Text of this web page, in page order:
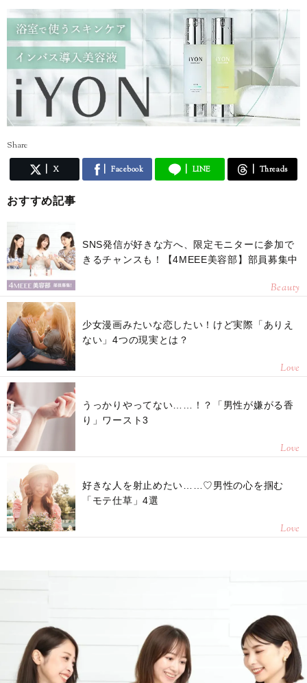
Share
X Facebook LINE Threads
おすすめ記事
SNS発信が好きな方へ、限定モニターに参加で
きるチャンスも！【4MEEE美容部】部員募集中
Beauty
少女漫画みたいな恋したい！けど実際「ありえ
ない」4つの現実とは？
Love
うっかりやってない……！？「男性が嫌がる香
り」ワースト3
Love
好きな人を射止めたい……♡男性の心を掴む
「モテ仕草」4選
Love